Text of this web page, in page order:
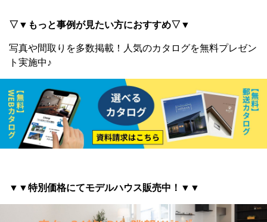
▽▼もっと事例が見たい方におすすめ▽▼
写真や間取りを多数掲載！ 人気のカタログを無料プレゼン
ト実施中♪
▼▼特別価格にてモデルハウス販売中！▼▼